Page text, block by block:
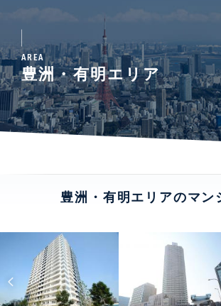
AREA
豊洲・有明エリア
豊洲・有明エリアのマン